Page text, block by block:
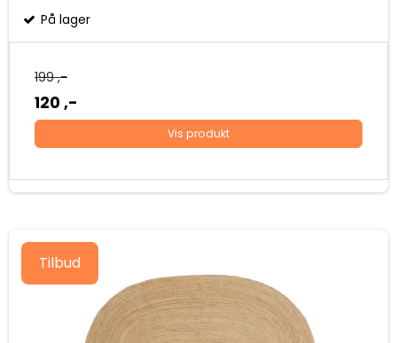
På lager
199 ,-
120 ,-
Vis produkt
Tilbud